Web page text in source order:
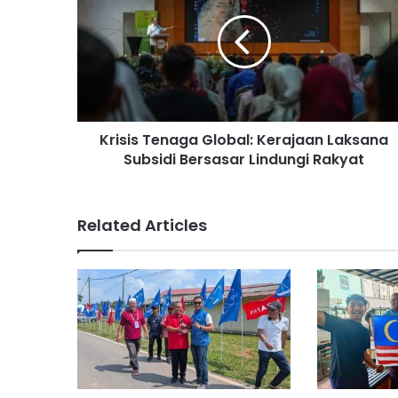
s
n
o
b
a
:
K
Krisis Tenaga Global: Kerajaan Laksana
Subsidi Bersasar Lindungi Rakyat
Related Articles